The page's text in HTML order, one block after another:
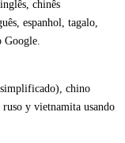
chinês
espanhol, tagalo,
Google.
chino
y vietnamita usando